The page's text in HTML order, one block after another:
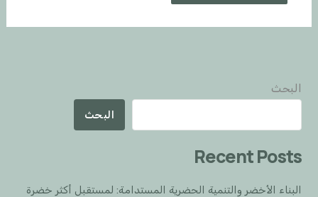
البحث
البحث
Recent Posts
البناء الأخضر والتنمية الحضرية المستدامة: لمستقبل أكثر خضرة